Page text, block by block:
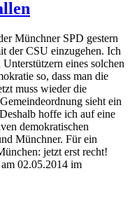
Münchner SPD gestern
der CSU einzugehen. Ich
eines solchen
so, dass man die
muss wieder die
sieht ein
hoffe ich auf eine
demokratischen
Münchner. Für ein
jetzt erst recht!
02.05.2014 im